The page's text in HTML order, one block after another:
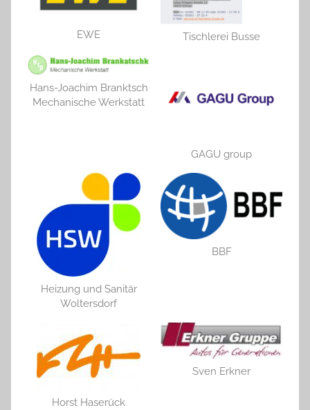
EWE Tischlerei Busse
Hans-Joachim Branktsch
Mechanische Werkstatt
GAGU group
Heizung und Sanitär
Woltersdorf
BBF
Horst Haserück
Sven Erkner